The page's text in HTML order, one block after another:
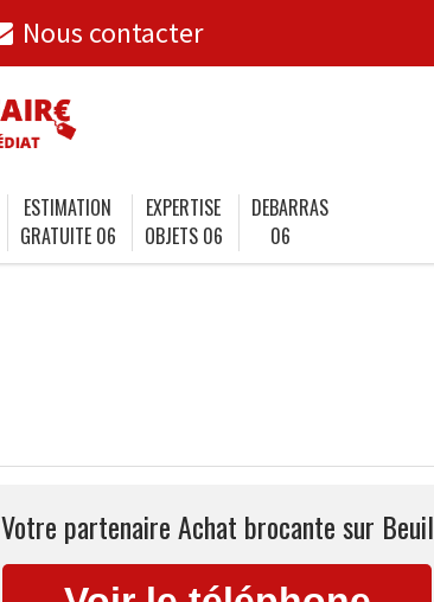
Nous contacter
ESTIMATION
GRATUITE 06
EXPERTISE
OBJETS 06
DEBARRAS
06
Votre partenaire Achat brocante sur Beuil